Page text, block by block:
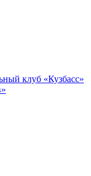
клуб «Кузбасс»